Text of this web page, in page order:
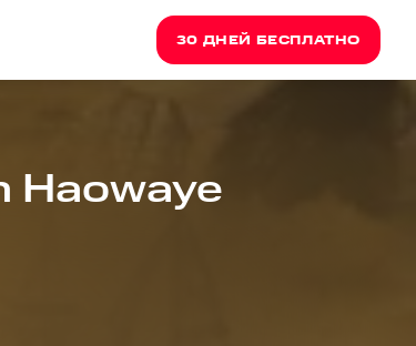
30 ДНЕЙ БЕСПЛАТНО
Haowaye